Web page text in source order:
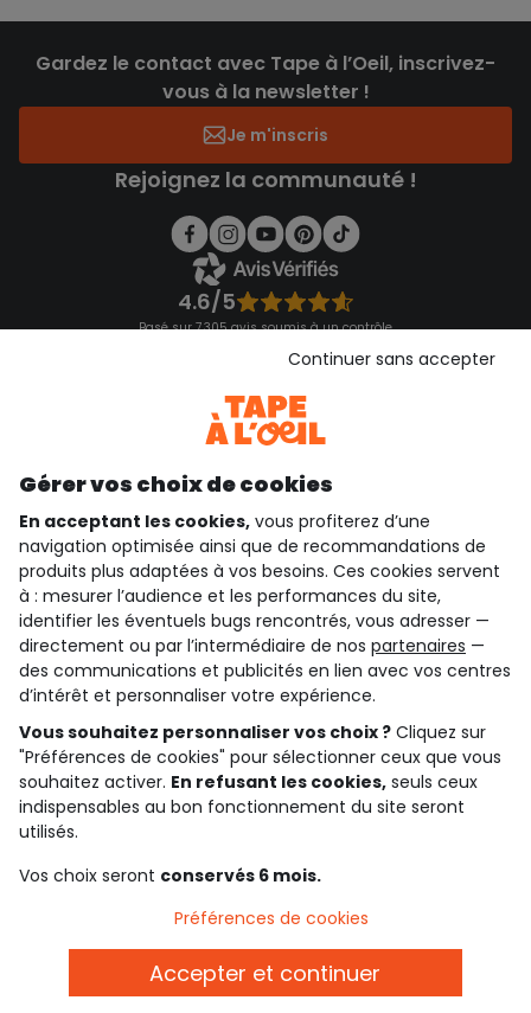
Gardez le contact avec Tape à l’Oeil, inscrivez-
vous à la newsletter !
Je m'inscris
Rejoignez la communauté !
4.6/5
Basé sur 7 305 avis soumis à un contrôle
Consulter les CGU
qui sommes-nous ?
besoin d'aide ?
le club fidélité
notre catalogue
Conditions générales de ventes et d'utilisation
Conditions d’utilisation des réseaux sociaux
Politique de confidentialité
Cookies et données personnelles
Paramètres des cookies
Gérer vos choix de cookies
En acceptant les cookies, vous profiterez d’une
navigation optimisée ainsi que de recommandations de
produits plus adaptées à vos besoins. Ces cookies servent
à : mesurer l’audience et les performances du site,
identifier les éventuels bugs rencontrés, vous adresser —
directement ou par l’intermédiaire de nos partenaires —
des communications et publicités en lien avec vos centres
d’intérêt et personnaliser votre expérience.
Vous souhaitez personnaliser vos choix ? Cliquez sur
"Préférences de cookies" pour sélectionner ceux que vous
souhaitez activer. En refusant les cookies, seuls ceux
indispensables au bon fonctionnement du site seront
utilisés.
Vos choix seront conservés 6 mois.
Continuer sans accepter
Préférences de cookies
Accepter et continuer